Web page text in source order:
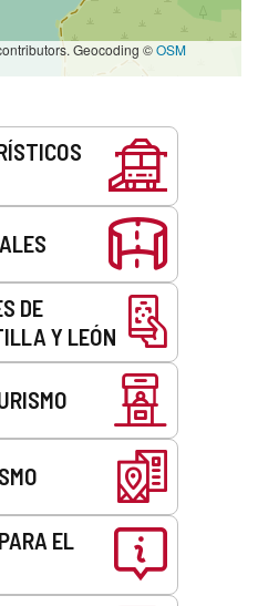
Geocoding ©OSM
DE
Y LEÓN
EL